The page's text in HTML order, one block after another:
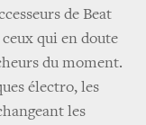
de Beat
qui en doute
du moment.
électro, les
les